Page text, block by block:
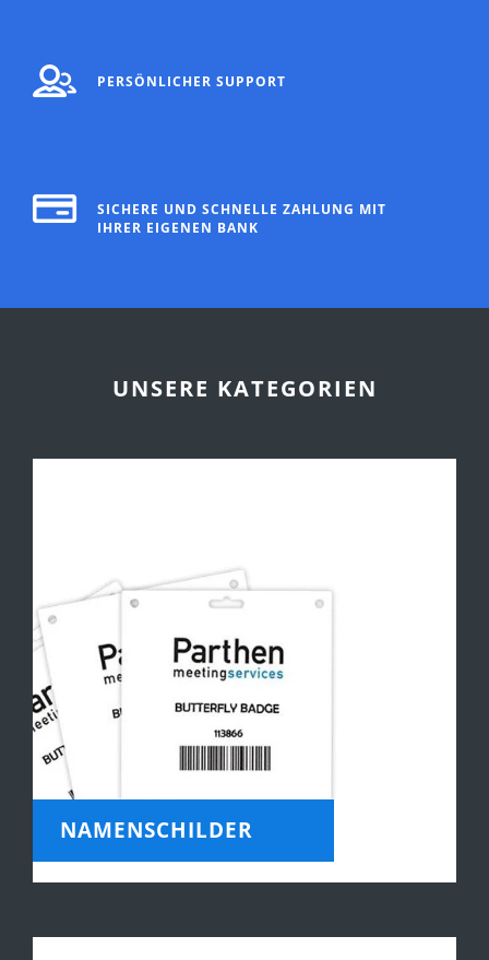
PERSÖNLICHER SUPPORT
SICHERE UND SCHNELLE ZAHLUNG MIT
IHRER EIGENEN BANK
UNSERE KATEGORIEN
NAMENSCHILDER